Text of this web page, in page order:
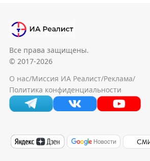
Все права защищены.
© 2017-2026
О нас/Миссия ИА Реалист/Реклама/
Политика конфиденциальности